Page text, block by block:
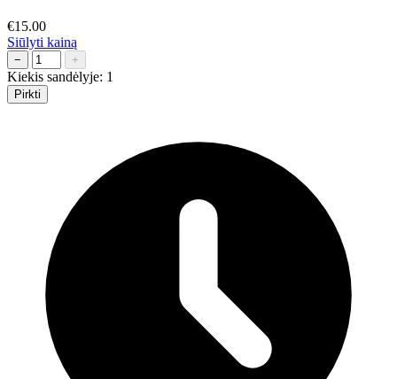
€15.00
Siūlyti kainą
− +
Kiekis sandėlyje: 1
Pirkti